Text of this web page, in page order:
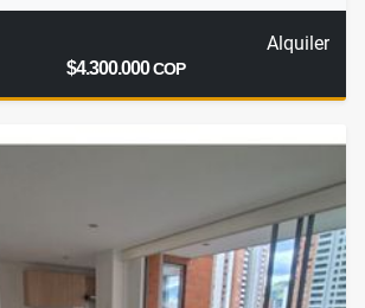
Alquiler
$4.300.000COP